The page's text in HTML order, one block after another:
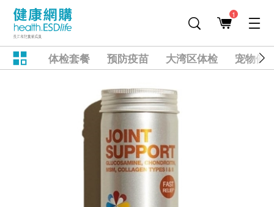
1
体检套餐 预防疫苗 大湾区体检 宠物健